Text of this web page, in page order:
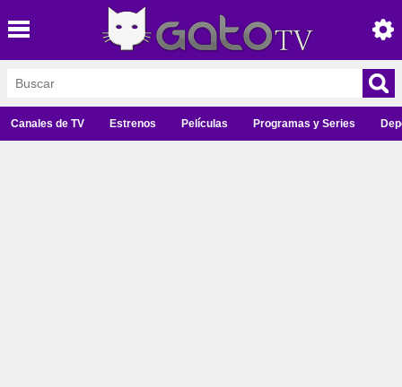
Canales de TV Estrenos Películas Programas y Series